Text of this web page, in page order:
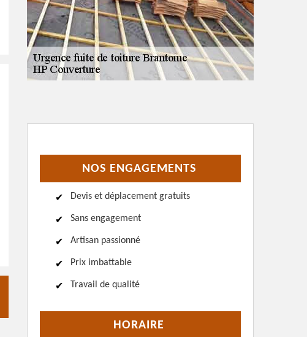
NOS ENGAGEMENTS
Devis et déplacement gratuits
Sans engagement
Artisan passionné
Prix imbattable
Travail de qualité
HORAIRE